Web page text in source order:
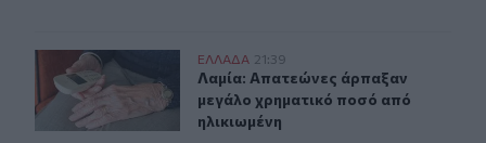
Λαμία: Απατεώνες άρπαξαν μεγάλο χρηματικό ποσό
ΕΛΛAΔΑ 21:39
Λαμία: Απατεώνες άρπαξαν μεγάλο
Λαμία: Απατεώνες άρπαξαν
μεγάλο χρηματικό ποσό από
ηλικιωμένη